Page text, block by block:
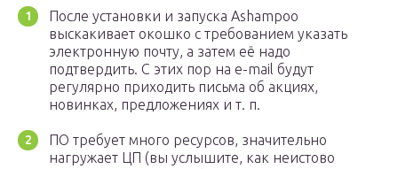
После установки и запуска Ashampoo
выскакивает окошко с требованием указать
электронную почту, а затем её надо
подтвердить. С этих пор на e-mail будут
регулярно приходить письма об акциях,
новинках, предложениях и т. п.
ПО требует много ресурсов, значительно
нагружает ЦП (вы услышите, как неистово